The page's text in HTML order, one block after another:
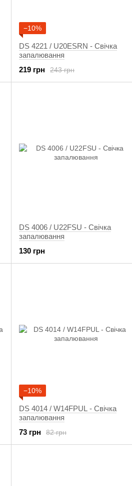
−10%
DS 4221 / U20ESRN - Свічка
запалювання
243 грн
219 грн
DS 4006 / U22FSU - Свічка
запалювання
130 грн
−10%
DS 4014 / W14FPUL - Свічка
запалювання
82 грн
73 грн